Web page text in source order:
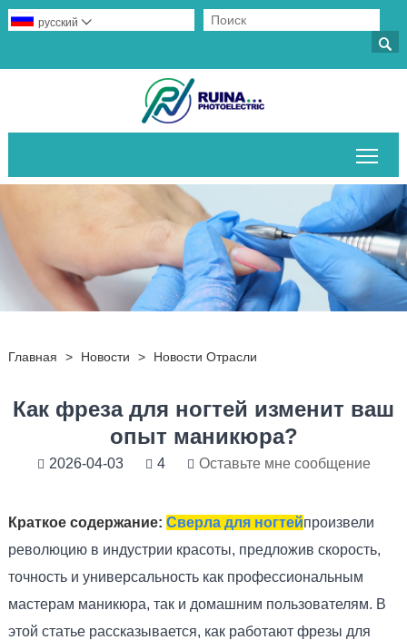

русский 
Главная > Новости > Новости Отрасли
Как фреза для ногтей изменит ваш
опыт маникюра?
2026-04-03 4 Оставьте мне сообщение
Краткое содержание: Сверла для ногтейпроизвели
революцию в индустрии красоты, предложив скорость,
точность и универсальность как профессиональным
мастерам маникюра, так и домашним пользователям. В
этой статье рассказывается, как работают фрезы для